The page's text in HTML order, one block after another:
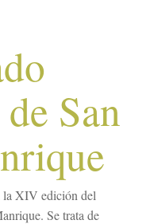
San
la XIV edición del
Se trata de